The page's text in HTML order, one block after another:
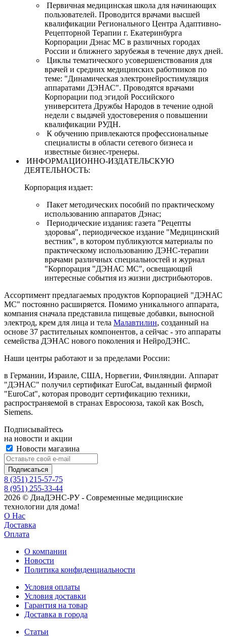
Первичная медицинская школа для начинающих
пользователей. Проводится врачами высшей
квалификации Регионального Центра Адаптивно-
Рецепторной Терапии г. Екатеринбурга
Корпорации Дэнас МС в различных городах
России и ближнего зарубежья в течение двух дней.
Циклы тематического усовершенствования для
врачей и средних медицинских работников по
теме: "Динамическая электронейростимуляция
аппаратами ДЭНАС". Проводятся врачами
Корпорации под эгидой Российского
университета Дружбы Народов в течение одной
недели с выдачей удостоверения о повышении
квалификации РУДН.
К обучению привлекаются профессиональные
специалисты в области сетевого бизнеса и
известные бизнес-тренеры.
ИНФОРМАЦИОННО-ИЗДАТЕЛЬСКУЮ
ДЕЯТЕЛЬНОСТЬ:
Корпорация издает:
Пакет методических пособий по практическому
использованию аппаратов Дэнас;
Периодические издания: газета "Рецепты
здоровья", периодическое издание "Медицинский
вестник", в котором публикуются материалы по
практическому использованию ДЭНС-терапии
врачами различных специальностей и журнал
"Корпорация "ДЭНАС МС", освещающий
интересные события из жизни дистрибьюторов.
Ассортимент предлагаемых продуктов Корпорацией "ДЭНАС
МС" постоянно расширяется. Помимо уникального аппарата,
компания сначала представила пищевые добавки, выносной
электрод, крем для лица и тела Малавтилин, созданный на
основе 37 растительных компонентов, а сейчас - это аппараты
семейства ДЭНАС нового поколения и НейроДЭНС.
Наши центры работают и за пределами России:
в Германии, Израиле, США, Норвегии, Финляндии. Аппарат
"ДЭНАС" получил сертификат EuroCat, выданный фирмой
"EuroCat", которая проводит сертификацию техники,
распространяемой в странах Евросоюза, такой как Bosch,
Siemens.
Подписывайтесь
на новости и акции
Новости магазина
8 (351) 215-57-75
8 (951) 255-33-44
2026 © ДиаДЭНС-РУ - Современные медицинские
технологии для дома!
О Нас
Доставка
Оплата
О компании
Новости
Политика конфиденциальности
Условия оплаты
Условия доставки
Гарантия на товар
Доставка в города
Статьи